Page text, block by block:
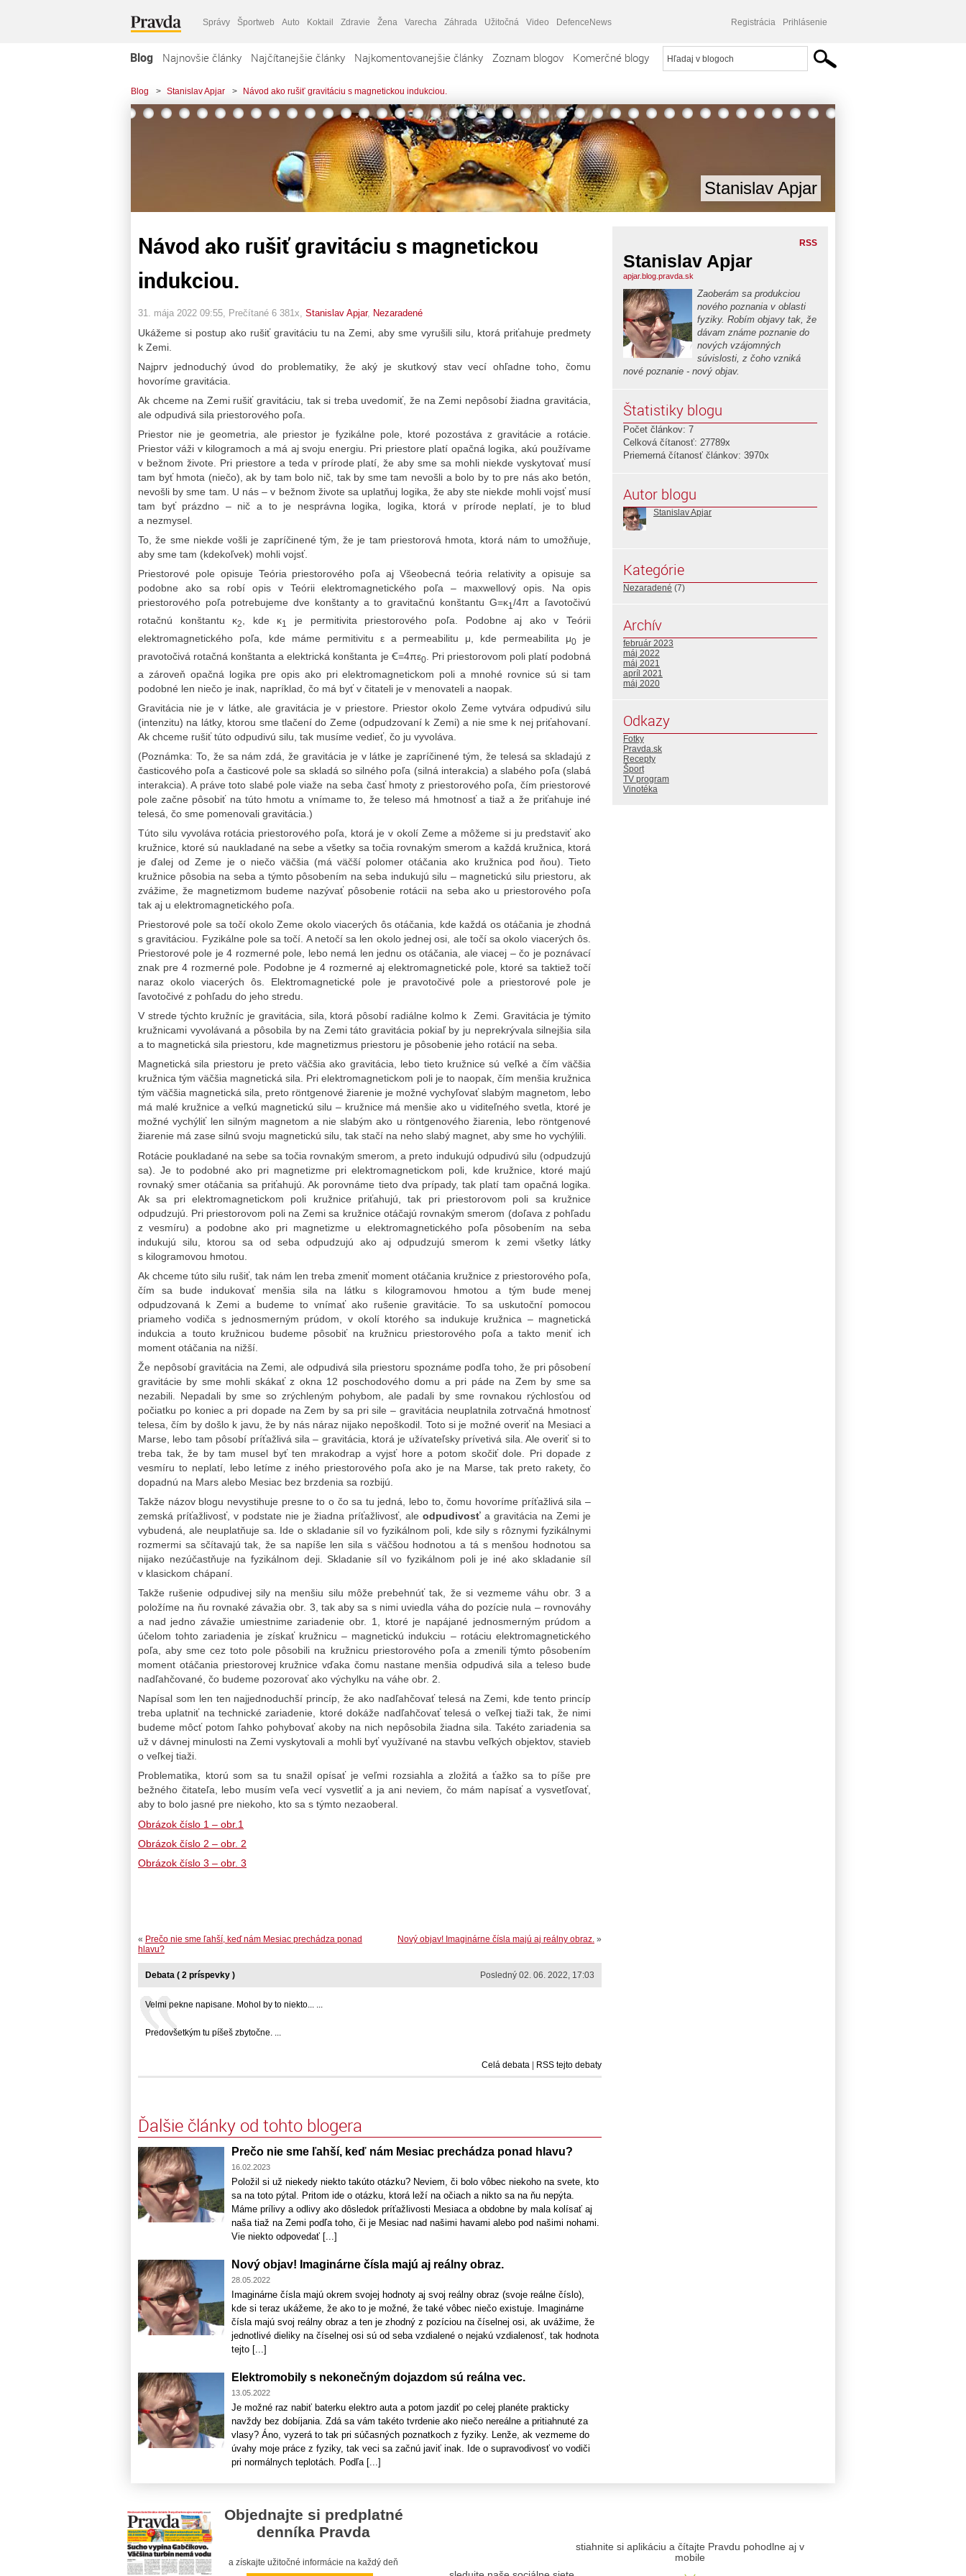
Správy Športweb Auto Koktail Zdravie Žena Varecha Záhrada Užitočná Video DefenceNews Registrácia Prihlásenie
Blog Najnovšie články Najčítanejšie články Najkomentovanejšie články Zoznam blogov Komerčné blogy
Blog > Stanislav Apjar > Návod ako rušiť gravitáciu s magnetickou indukciou.
Stanislav Apjar
Návod ako rušiť gravitáciu s magnetickou
indukciou.
31. mája 2022 09:55 , Prečítané 6 381x, Stanislav Apjar, Nezaradené
Ukážeme si postup ako rušiť gravitáciu tu na Zemi, aby sme vyrušili silu, ktorá priťahuje predmety
k Zemi.
Najprv jednoduchý úvod do problematiky, že aký je skutkový stav vecí ohľadne toho, čomu
hovoríme gravitácia.
Ak chceme na Zemi rušiť gravitáciu, tak si treba uvedomiť, že na Zemi nepôsobí žiadna gravitácia,
ale odpudivá sila priestorového poľa.
Priestor nie je geometria, ale priestor je fyzikálne pole, ktoré pozostáva z gravitácie a rotácie.
Priestor váži v kilogramoch a má aj svoju energiu. Pri priestore platí opačná logika, akú používame
v bežnom živote. Pri priestore a teda v prírode platí, že aby sme sa mohli niekde vyskytovať musí
tam byť hmota (niečo), ak by tam bolo nič, tak by sme tam nevošli a bolo by to pre nás ako betón,
nevošli by sme tam. U nás – v bežnom živote sa uplatňuj logika, že aby ste niekde mohli vojsť musí
tam byť prázdno – nič a to je nesprávna logika, logika, ktorá v prírode neplatí, je to blud
a nezmysel.
To, že sme niekde vošli je zapríčinené tým, že je tam priestorová hmota, ktorá nám to umožňuje,
aby sme tam (kdekoľvek) mohli vojsť.
Priestorové pole opisuje Teória priestorového poľa aj Všeobecná teória relativity a opisuje sa
podobne ako sa robí opis v Teórii elektromagnetického poľa – maxwellový opis. Na opis
priestorového poľa potrebujeme dve konštanty a to gravitačnú konštantu G=ĸ1/4π a ľavotočivú
rotačnú konštantu ĸ2 , kde ĸ1
je permitivita priestorového poľa. Podobne aj ako v Teórii
elektromagnetického poľa, kde máme permitivitu ε a permeabilitu μ, kde permeabilita μ0 je
pravotočivá rotačná konštanta a elektrická konštanta je Ꞓ=4πε0. Pri priestorovom poli platí podobná
a zároveň opačná logika pre opis ako pri elektromagnetickom poli a mnohé rovnice sú si tam
podobné len niečo je inak, napríklad, čo má byť v čitateli je v menovateli a naopak.
Gravitácia nie je v látke, ale gravitácia je v priestore. Priestor okolo Zeme vytvára odpudivú silu
(intenzitu) na látky, ktorou sme tlačení do Zeme (odpudzovaní k Zemi) a nie sme k nej priťahovaní.
Ak chceme rušiť túto odpudivú silu, tak musíme vedieť, čo ju vyvoláva.
(Poznámka: To, že sa nám zdá, že gravitácia je v látke je zapríčinené tým, že telesá sa skladajú z
časticového poľa a časticové pole sa skladá so silného poľa (silná interakcia) a slabého poľa (slabá
interakcia). A práve toto slabé pole viaže na seba časť hmoty z priestorového poľa, čím priestorové
pole začne pôsobiť na túto hmotu a vnímame to, že teleso má hmotnosť a tiaž a že priťahuje iné
telesá, čo sme pomenovali gravitácia.)
Túto silu vyvoláva rotácia priestorového poľa, ktorá je v okolí Zeme a môžeme si ju predstaviť ako
kružnice, ktoré sú naukladané na sebe a všetky sa točia rovnakým smerom a každá kružnica, ktorá
je ďalej od Zeme je o niečo väčšia (má väčší polomer otáčania ako kružnica pod ňou). Tieto
kružnice pôsobia na seba a týmto pôsobením na seba indukujú silu – magnetickú silu priestoru, ak
zvážime, že magnetizmom budeme nazývať pôsobenie rotácii na seba ako u priestorového poľa
tak aj u elektromagnetického poľa.
Priestorové pole sa točí okolo Zeme okolo viacerých ôs otáčania, kde každá os otáčania je zhodná
s gravitáciou. Fyzikálne pole sa točí. A netočí sa len okolo jednej osi, ale točí sa okolo viacerých ôs.
Priestorové pole je 4 rozmerné pole, lebo nemá len jednu os otáčania, ale viacej – čo je poznávací
znak pre 4 rozmerné pole. Podobne je 4 rozmerné aj elektromagnetické pole, ktoré sa taktiež točí
naraz okolo viacerých ôs. Elektromagnetické pole je pravotočivé pole a priestorové pole je
ľavotočivé z pohľadu do jeho stredu.
V strede týchto kružníc je gravitácia, sila, ktorá pôsobí radiálne kolmo k Zemi. Gravitácia je týmito
kružnicami vyvolávaná a pôsobila by na Zemi táto gravitácia pokiaľ by ju neprekrývala silnejšia sila
a to magnetická sila priestoru, kde magnetizmus priestoru je pôsobenie jeho rotácií na seba.
Magnetická sila priestoru je preto väčšia ako gravitácia, lebo tieto kružnice sú veľké a čím väčšia
kružnica tým väčšia magnetická sila. Pri elektromagnetickom poli je to naopak, čím menšia kružnica
tým väčšia magnetická sila, preto röntgenové žiarenie je možné vychyľovať slabým magnetom, lebo
má malé kružnice a veľkú magnetickú silu – kružnice má menšie ako u viditeľného svetla, ktoré je
možné vychýliť len silným magnetom a nie slabým ako u röntgenového žiarenia, lebo röntgenové
žiarenie má zase silnú svoju magnetickú silu, tak stačí na neho slabý magnet, aby sme ho vychýlili.
Rotácie poukladané na sebe sa točia rovnakým smerom, a preto indukujú odpudivú silu (odpudzujú
sa). Je to podobné ako pri magnetizme pri elektromagnetickom poli, kde kružnice, ktoré majú
rovnaký smer otáčania sa priťahujú. Ak porovnáme tieto dva prípady, tak platí tam opačná logika.
Ak sa pri elektromagnetickom poli kružnice priťahujú, tak pri priestorovom poli sa kružnice
odpudzujú. Pri priestorovom poli na Zemi sa kružnice otáčajú rovnakým smerom (doľava z pohľadu
z vesmíru) a podobne ako pri magnetizme u elektromagnetického poľa pôsobením na seba
indukujú silu, ktorou sa od seba odpudzujú ako aj odpudzujú smerom k zemi všetky látky
s kilogramovou hmotou.
Ak chceme túto silu rušiť, tak nám len treba zmeniť moment otáčania kružnice z priestorového poľa,
čím sa bude indukovať menšia sila na látku s kilogramovou hmotou a tým bude menej
odpudzovaná k Zemi a budeme to vnímať ako rušenie gravitácie. To sa uskutoční pomocou
priameho vodiča s jednosmerným prúdom, v okolí ktorého sa indukuje kružnica – magnetická
indukcia a touto kružnicou budeme pôsobiť na kružnicu priestorového poľa a takto meniť ich
moment otáčania na nižší.
Že nepôsobí gravitácia na Zemi, ale odpudivá sila priestoru spoznáme podľa toho, že pri pôsobení
gravitácie by sme mohli skákať z okna 12 poschodového domu a pri páde na Zem by sme sa
nezabili. Nepadali by sme so zrýchleným pohybom, ale padali by sme rovnakou rýchlosťou od
počiatku po koniec a pri dopade na Zem by sa pri sile – gravitácia neuplatnila zotrvačná hmotnosť
telesa, čím by došlo k javu, že by nás náraz nijako nepoškodil. Toto si je možné overiť na Mesiaci a
Marse, lebo tam pôsobí príťažlivá sila – gravitácia, ktorá je užívateľsky prívetivá sila. Ale overiť si to
treba tak, že by tam musel byť ten mrakodrap a vyjsť hore a potom skočiť dole. Pri dopade z
vesmíru to neplatí, lebo letíme z iného priestorového poľa ako je na Marse, tak preto rakety, čo
dopadnú na Mars alebo Mesiac bez brzdenia sa rozbijú.
Takže názov blogu nevystihuje presne to o čo sa tu jedná, lebo to, čomu hovoríme príťažlivá sila –
zemská príťažlivosť, v podstate nie je žiadna príťažlivosť, ale odpudivosťa gravitácia na Zemi je
vybudená, ale neuplatňuje sa. Ide o skladanie síl vo fyzikálnom poli, kde sily s rôznymi fyzikálnymi
rozmermi sa sčítavajú tak, že sa napíše len sila s väčšou hodnotou a tá s menšou hodnotou sa
nijako nezúčastňuje na fyzikálnom deji. Skladanie síl vo fyzikálnom poli je iné ako skladanie síl
v klasickom chápaní.
Takže rušenie odpudivej sily na menšiu silu môže prebehnúť tak, že si vezmeme váhu obr. 3 a
položíme na ňu rovnaké závažia obr. 3, tak aby sa s nimi uviedla váha do pozície nula – rovnováhy
a nad jedno závažie umiestnime zariadenie obr. 1, ktoré je napájané jednosmerným prúdom a
účelom tohto zariadenia je získať kružnicu – magnetickú indukciu – rotáciu elektromagnetického
poľa, aby sme cez toto pole pôsobili na kružnicu priestorového poľa a zmenili týmto pôsobením
moment otáčania priestorovej kružnice vďaka čomu nastane menšia odpudivá sila a teleso bude
nadľahčované, čo budeme pozorovať ako výchylku na váhe obr. 2.
Napísal som len ten najjednoduchší princíp, že ako nadľahčovať telesá na Zemi, kde tento princíp
treba uplatniť na technické zariadenie, ktoré dokáže nadľahčovať telesá o veľkej tiaži tak, že nimi
budeme môcť potom ľahko pohybovať akoby na nich nepôsobila žiadna sila. Takéto zariadenia sa
už v dávnej minulosti na Zemi vyskytovali a mohli byť využívané na stavbu veľkých objektov, stavieb
o veľkej tiaži.
Problematika, ktorú som sa tu snažil opísať je veľmi rozsiahla a zložitá a ťažko sa to píše pre
bežného čitateľa, lebo musím veľa vecí vysvetliť a ja ani neviem, čo mám napísať a vysvetľovať,
aby to bolo jasné pre niekoho, kto sa s týmto nezaoberal.
Obrázok číslo 1 – obr.1
Obrázok číslo 2 – obr. 2
Obrázok číslo 3 – obr. 3
Nový objav! Imaginárne čísla majú aj reálny obraz. »
« Prečo nie sme ľahší, keď nám Mesiac prechádza ponad
hlavu?
Posledný 02. 06. 2022, 17:03
Debata ( 2 príspevky )
Velmi pekne napisane. Mohol by to niekto... ...
Predovšetkým tu píšeš zbytočne. ...
Celá debata RSS tejto debaty
Ďalšie články od tohto blogera
Prečo nie sme ľahší, keď nám Mesiac prechádza ponad hlavu?
16.02.2023
Položil si už niekedy niekto takúto otázku? Neviem, či bolo vôbec niekoho na svete, kto
sa na toto pýtal. Pritom ide o otázku, ktorá leží na očiach a nikto sa na ňu nepýta.
Máme prílivy a odlivy ako dôsledok príťažlivosti Mesiaca a obdobne by mala kolísať aj
naša tiaž na Zemi podľa toho, či je Mesiac nad našimi havami alebo pod našimi nohami.
Vie niekto odpovedať [...]
Nový objav! Imaginárne čísla majú aj reálny obraz.
28.05.2022
Imaginárne čísla majú okrem svojej hodnoty aj svoj reálny obraz (svoje reálne číslo),
kde si teraz ukážeme, že ako to je možné, že také vôbec niečo existuje. Imaginárne
čísla majú svoj reálny obraz a ten je zhodný z pozíciou na číselnej osi, ak uvážime, že
jednotlivé dieliky na číselnej osi sú od seba vzdialené o nejakú vzdialenosť, tak hodnota
tejto [...]
Elektromobily s nekonečným dojazdom sú reálna vec.
13.05.2022
Je možné raz nabiť baterku elektro auta a potom jazdiť po celej planéte prakticky
navždy bez dobíjania. Zdá sa vám takéto tvrdenie ako niečo nereálne a pritiahnuté za
vlasy? Áno, vyzerá to tak pri súčasných poznatkoch z fyziky. Lenže, ak vezmeme do
úvahy moje práce z fyziky, tak veci sa začnú javiť inak. Ide o supravodivosť vo vodiči
pri normálnych teplotách. Podľa [...]
RSS
Stanislav Apjar
apjar.blog.pravda.sk
Zaoberám sa produkciou
nového poznania v oblasti
fyziky. Robím objavy tak, že
dávam známe poznanie do
nových vzájomných
súvislosti, z čoho vzniká
nové poznanie - nový objav.
Štatistiky blogu
Počet článkov: 7
Celková čítanosť: 27789x
Priemerná čítanosť článkov: 3970x
Autor blogu
Stanislav Apjar
Kategórie
Nezaradené (7)
Archív
február 2023
máj 2022
máj 2021
apríl 2021
máj 2020
Odkazy
Fotky
Pravda.sk
Recepty
Šport
TV program
Vinotéka
Objednajte si predplatné
denníka Pravda
a získajte užitočné informácie na každý deň
stiahnite si aplikáciu a čítajte Pravdu pohodlne aj v
mobile